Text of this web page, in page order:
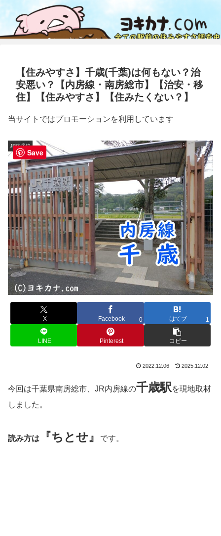
【住みやすさ】千歳(千葉)は何もない？治
安悪い？【内房線・南房総市】【治安・移
住】【住みやすさ】【住みたくない？】
当サイトではプロモーションを利用しています
JR内房線
X Facebook 0 はてブ 1
LINE Pinterest コピー
2022.12.06 2025.12.02
今回は千葉県南房総市、JR内房線の千歳駅を現地取材
しました。
読み方は 『ちとせ』 です。
Save